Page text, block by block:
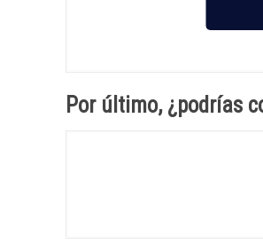
Por último, ¿podrías